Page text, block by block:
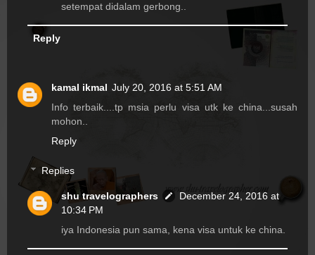
setempat didalam gerbong..
Reply
kamal ikmal July 20, 2016 at 5:51 AM
Info terbaik....tp msia perlu visa utk ke china...susah
mohon..
Reply
Replies
shu travelographers
December 24, 2016 at
10:34 PM
iya Indonesia pun sama, kena visa untuk ke china.